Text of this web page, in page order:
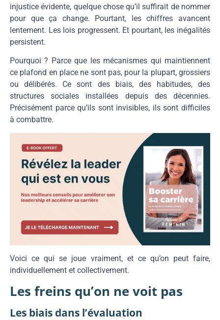
injustice évidente, quelque chose qu’il suffirait de nommer
pour que ça change. Pourtant, les chiffres avancent
lentement. Les lois progressent. Et pourtant, les inégalités
persistent.
Pourquoi ? Parce que les mécanismes qui maintiennent
ce plafond en place ne sont pas, pour la plupart, grossiers
ou délibérés. Ce sont des biais, des habitudes, des
structures sociales installées depuis des décennies.
Précisément parce qu’ils sont invisibles, ils sont difficiles
à combattre.
Voici ce qui se joue vraiment, et ce qu’on peut faire,
individuellement et collectivement.
Les freins qu’on ne voit pas
Les biais dans l’évaluation